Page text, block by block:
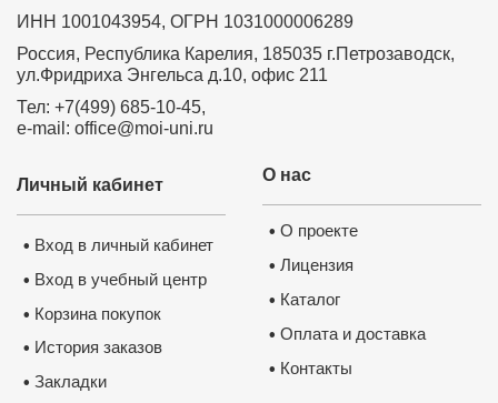
ИНН 1001043954, ОГРН 1031000006289
Россия, Республика Карелия, 185035 г.Петрозаводск,
ул.Фридриха Энгельса д.10, офис 211
Тел: +7(499) 685-10-45,
e-mail: office@moi-uni.ru
О нас
• О проекте
• Лицензия
• Каталог
• Оплата и доставка
• Контакты
Личный кабинет
• Вход в личный кабинет
• Вход в учебный центр
• Корзина покупок
• История заказов
• Закладки